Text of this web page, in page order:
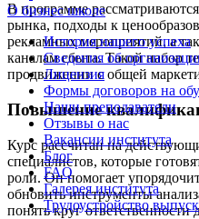
В программе
рынка, подходы к
рекламных мероприятий, а
каналам сбыта. Такой набор
продвижении с общей
Повышение
Курс рассчитан на
специалистов, которые
роли. Он помогает
обновить инструменты
понять круг ответственности
О бизнес школе
История нашего успеха
Cведения об
Лицензия
Формы договоров на
Наши преподаватели
Отзывы о нас
Вакансии института
Блог
FAQ
Галерея института
Трудоустройство